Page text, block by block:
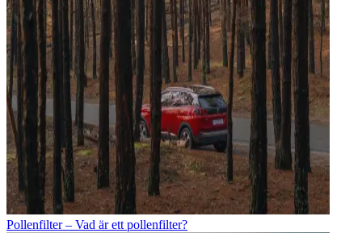
Pollenfilter – Vad är ett pollenfilter?